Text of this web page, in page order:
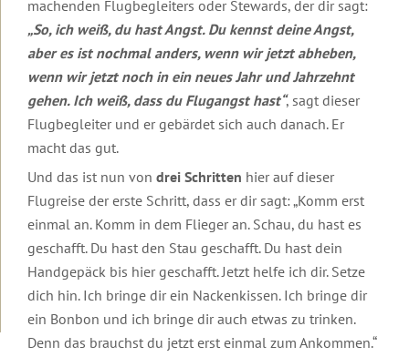
Archiv
Robert
Betz
in
den
Medien
Einleitung
Interviews
zum
Anhören
Interviews
zum
Artikel
Inspirationen
Einleitung
Schlüsseltexte
Geschichten
Gedichte
Witze
App
App:
zum
Tag
Tutorial
Online-
Shop
machenden Flugbegleiters oder Stewards, der dir sagt:
„So, ich weiß, du hast Angst. Du kennst deine Angst,
aber es ist nochmal anders, wenn wir jetzt abheben,
wenn wir jetzt noch in ein neues Jahr und Jahrzehnt
gehen. Ich weiß, dass du Flugangst hast“, sagt dieser
Flugbegleiter und er gebärdet sich auch danach. Er
macht das gut.
Und das ist nun von drei Schritten hier auf dieser
Flugreise der erste Schritt, dass er dir sagt: „Komm erst
einmal an. Komm in dem Flieger an. Schau, du hast es
geschafft. Du hast den Stau geschafft. Du hast dein
Handgepäck bis hier geschafft. Jetzt helfe ich dir. Setze
dich hin. Ich bringe dir ein Nackenkissen. Ich bringe dir
ein Bonbon und ich bringe dir auch etwas zu trinken.
Denn das brauchst du jetzt erst einmal zum Ankommen.“